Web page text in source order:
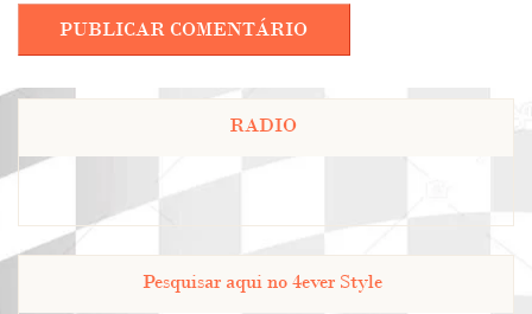
RADIO
Pesquisar aqui no 4ever Style